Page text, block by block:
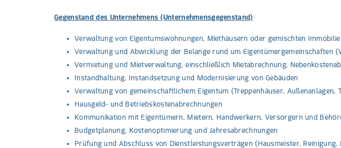
Gegenstand des Unternehmens (Unternehmensgegenstand)
Verwaltung von Eigentumswohnungen, Miethäusern oder gemischten
Verwaltung und Abwicklung der Belange rund um Eigentümergemeinschaften
Vermietung und Mietverwaltung, einschließlich Mietabrechnung,
Instandhaltung, Instandsetzung und Modernisierung von Gebäuden
Verwaltung von gemeinschaftlichem Eigentum (Treppenhäuser, Außenanlagen,
Hausgeld- und Betriebskostenabrechnungen
Kommunikation mit Eigentümern, Mietern, Handwerkern, Versorgern und
Budgetplanung, Kostenoptimierung und Jahresabrechnungen
Prüfung und Abschluss von Dienstleistungsverträgen (Hausmeister, Reinigung,